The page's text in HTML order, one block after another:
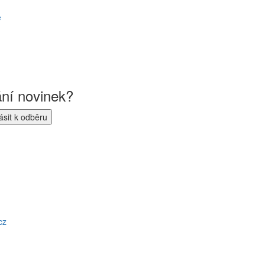
novinek?